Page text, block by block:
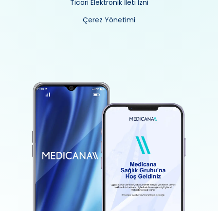
Ticari Elektronik İleti İzni
Çerez Yönetimi